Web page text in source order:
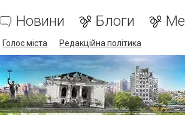
Новини Блоги
Голос міста Редакційна політика